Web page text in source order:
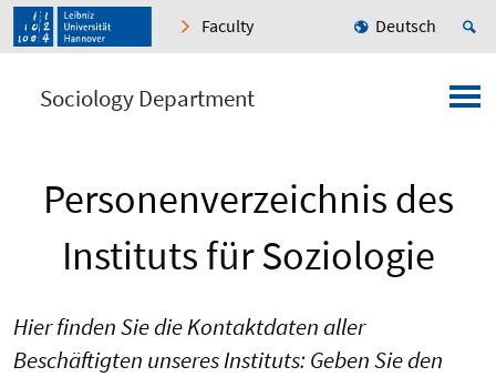
Faculty Deutsch
Sociology Department
Personenverzeichnis des
Instituts für Soziologie
Hier finden Sie die Kontaktdaten aller
Beschäftigten unseres Instituts: Geben Sie den